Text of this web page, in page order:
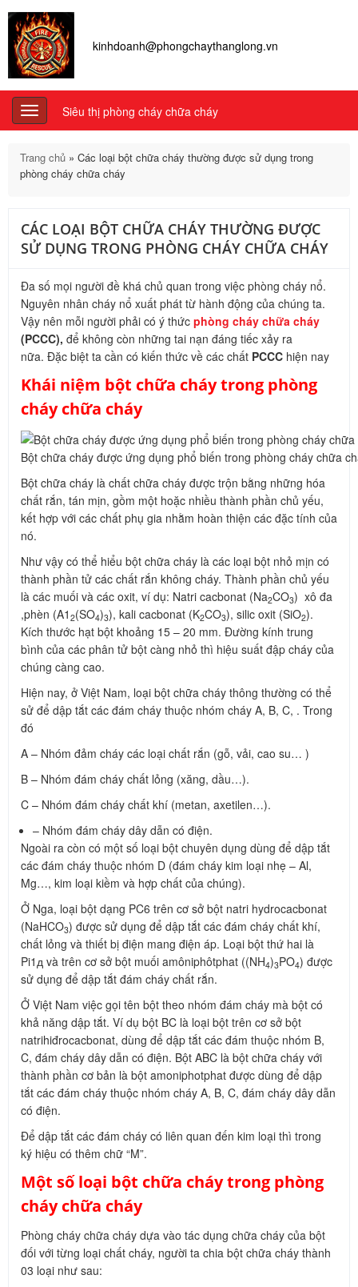
kinhdoanh@phongchaythanglong.vn
Toggle
navigation
Siêu thị phòng cháy chữa cháy
Trang chủ » Các loại bột chữa cháy thường được sử dụng trong
phòng cháy chữa cháy
CÁC LOẠI BỘT CHỮA CHÁY THƯỜNG ĐƯỢC
SỬ DỤNG TRONG PHÒNG CHÁY CHỮA CHÁY
Đa số mọi người đề khá chủ quan trong việc phòng cháy nổ.
Nguyên nhân cháy nổ xuất phát từ hành động của chúng ta.
Vậy nên mỗi người phải có ý thức phòng cháy chữa cháy
(PCCC), để không còn những tai nạn đáng tiếc xảy ra
nữa. Đặc biệt ta cần có kiến thức về các chất PCCC hiện nay
Khái niệm bột chữa cháy trong phòng
cháy chữa cháy
Bột chữa cháy được ứng dụng phổ biến trong phòng cháy chữa
Bột chữa cháy là chất chữa cháy được trộn bằng những hóa
chất rắn, tán mịn, gồm một hoặc nhiều thành phần chủ yếu,
kết hợp với các chất phụ gia nhằm hoàn thiện các đặc tính của
nó.
Như vậy có thể hiểu bột chữa cháy là các loại bột nhỏ mịn có
thành phần tử các chất rắn không cháy. Thành phần chủ yếu
là các muối và các oxit, ví dụ: Natri cacbonat (Na2CO3) xô đa
,phèn (A1 2(SO4)3), kali cacbonat (K2CO3), silic oxit (SiO2).
Kích thước hạt bột khoảng 15 – 20 mm. Đường kính trung
bình của các phân tử bột càng nhỏ thì hiệu suất đập cháy của
chúng càng cao.
Hiện nay, ở Việt Nam, loại bột chữa cháy thông thường có thể
sử để dập tắt các đám cháy thuộc nhóm cháy A, B, C, . Trong
đó
A – Nhóm đảm cháy các loại chất rắn (gỗ, vải, cao su… )
B – Nhóm đám cháy chất lỏng (xăng, dầu…).
C – Nhóm đám cháy chất khí (metan, axetilen…).
– Nhóm đám cháy dây dẫn có điện.
Ngoài ra còn có một số loại bột chuyên dụng dùng để dập tắt
các đám cháy thuộc nhóm D (đám cháy kim loại nhẹ – Al,
Mg…, kim loại kiềm và hợp chất của chúng).
Ở Nga, loại bột dạng PC6 trên cơ sở bột natri hydrocacbonat
(NaHCO3) được sử dụng để dập tắt các đám cháy chất khí,
chất lỏng và thiết bị điện mang điện áp. Loại bột thứ hai là
Pi1д và trên cơ sở bột muối amôniphôtphat ((NH4)3PO4) được
sử dụng để dập tắt đám cháy chất rắn.
Ở Việt Nam việc gọi tên bột theo nhóm đám cháy mà bột có
khả năng dập tắt. Ví dụ bột BC là loại bột trên cơ sở bột
natrihiđrocacbonat, dùng để dập tắt các đám thuộc nhóm B,
C, đám cháy dây dẫn có điện. Bột ABC là bột chữa cháy với
thành phần cơ bản là bột amoniphotphat được dùng để dập
tắt các đám cháy thuộc nhóm cháy A, B, C, đám cháy dây dẫn
có điện.
Để dập tắt các đám cháy có liên quan đến kim loại thì trong
ký hiệu có thêm chữ “M”.
Một số loại bột chữa cháy trong phòng
cháy chữa cháy
Phòng cháy chữa cháy dựa vào tác dụng chữa cháy của bột
đối với từng loại chất cháy, người ta chia bột chữa cháy thành
03 loại như sau: